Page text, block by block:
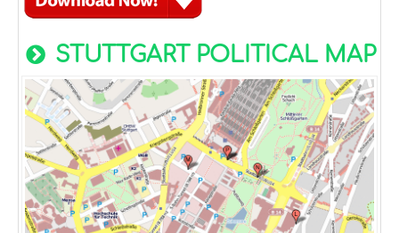
STUTTGART POLITICAL MAP